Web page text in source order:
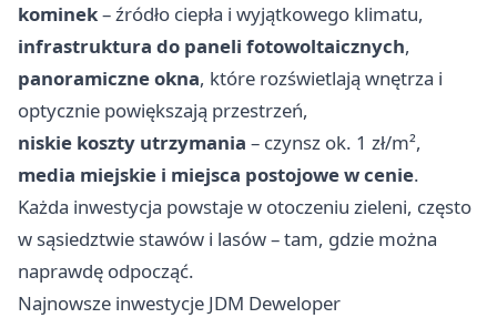
kominek– źródło ciepła i wyjątkowego klimatu,
infrastruktura do paneli fotowoltaicznych,
panoramiczne okna, które rozświetlają wnętrza i
optycznie powiększają przestrzeń,
niskie koszty utrzymania – czynsz ok. 1 zł/m²,
media miejskie i miejsca postojowe w cenie.
Każda inwestycja powstaje w otoczeniu zieleni, często
w sąsiedztwie stawów i lasów – tam, gdzie można
naprawdę odpocząć.
Najnowsze inwestycje JDM Deweloper